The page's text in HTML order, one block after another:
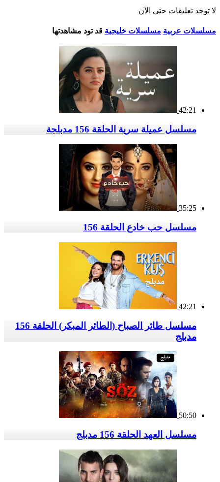
لا توجد تعليقات حتي الآن
مسلسلات عربية مسلسلات خليجية قد تود مشاهدتها
42:21
مسلسل عميلة سرية الحلقة 156 مدبلجة
35:25
مسلسل حب خادع الحلقة 156
42:21
مسلسل طائر الصباح (الطائر المبكر) الحلقة 156
مدبلج
50:50
مسلسل العهد الحلقة 156 مدبلج